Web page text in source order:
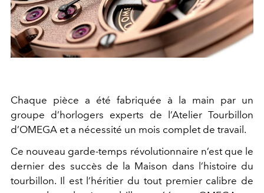
Chaque pièce a été fabriquée à la main par un
groupe d’horlogers experts de l’Atelier Tourbillon
d’OMEGA et a nécessité un mois complet de travail.
Ce nouveau garde-temps révolutionnaire n’est que le
dernier des succès de la Maison dans l’histoire du
tourbillon. Il est l’héritier du tout premier calibre de